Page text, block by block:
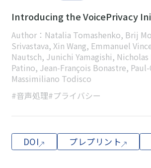
Introducing the VoicePrivacy
Author：Natalia Tomashenko, Brij
Srivastava, Xin Wang, Emmanuel
Nautsch, Junichi Yamagishi, Nicholas
Patino, Jean-François Bonastre,
Massimiliano Todisco
#音声処理#プライバシー
DOI プレプリント